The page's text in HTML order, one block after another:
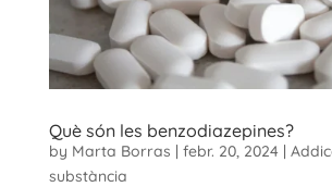
Què són les benzodiazepines?
by Marta Borras | febr. 20, 2024|
substància